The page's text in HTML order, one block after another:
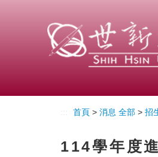
首頁> 消息 全部> 招
114學年度